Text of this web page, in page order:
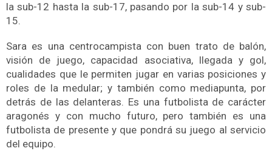
la sub-12 hasta la sub-17, pasando por la sub-14 y sub-
15.
Sara es una centrocampista con buen trato de balón,
visión de juego, capacidad asociativa, llegada y gol,
cualidades que le permiten jugar en varias posiciones y
roles de la medular; y también como mediapunta, por
detrás de las delanteras. Es una futbolista de carácter
aragonés y con mucho futuro, pero también es una
futbolista de presente y que pondrá su juego al servicio
del equipo.